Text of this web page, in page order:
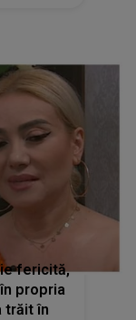
fericită,
propria
trăit în